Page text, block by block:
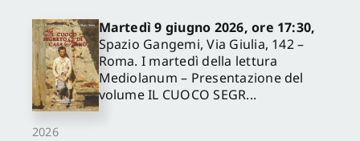
2026
Martedì 9 giugno 2026, ore 17:30,
Spazio Gangemi, Via Giulia, 142 –
Roma. I martedì della lettura
Mediolanum – Presentazione del
volume IL CUOCO SEGR...